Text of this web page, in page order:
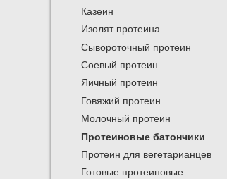
Казеин
Изолят протеина
Сывороточный протеин
Соевый протеин
Яичный протеин
Говяжий протеин
Молочный протеин
Протеиновые батончики
Протеин для вегетарианцев
Готовые протеиновые